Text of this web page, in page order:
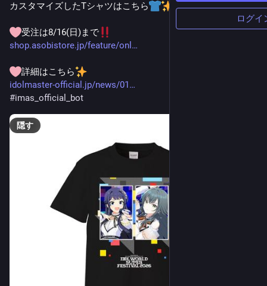
カスタマイズしたTシャツはこちら
受注は8/16(日)まで
shop.asobistore.jp/feature/onl
詳細はこちら
idolmaster-official.jp/news/01
#imas_official_bot
隠す
ログイ